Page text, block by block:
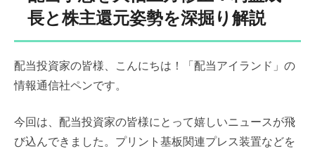
長と株主還元姿勢を深掘り解説
配当投資家の皆様、こんにちは！「配当アイランド」の
情報通信社ペンです。
今回は、配当投資家の皆様にとって嬉しいニュースが飛
び込んできました。プリント基板関連プレス装置などを